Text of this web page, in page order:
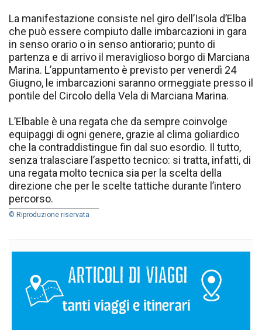
La manifestazione consiste nel giro dell’Isola d’Elba
che può essere compiuto dalle imbarcazioni in gara
in senso orario o in senso antiorario; punto di
partenza e di arrivo il meraviglioso borgo di Marciana
Marina. L’appuntamento è previsto per venerdì 24
Giugno, le imbarcazioni saranno ormeggiate presso il
pontile del Circolo della Vela di Marciana Marina.
L’Elbable è una regata che da sempre coinvolge
equipaggi di ogni genere, grazie al clima goliardico
che la contraddistingue fin dal suo esordio. Il tutto,
senza tralasciare l’aspetto tecnico: si tratta, infatti, di
una regata molto tecnica sia per la scelta della
direzione che per le scelte tattiche durante l’intero
percorso.
© Riproduzione riservata